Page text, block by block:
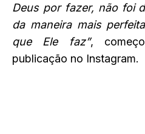
Deus por fazer, não foi
da maneira mais
que Ele faz”,
publicação no Instagram.